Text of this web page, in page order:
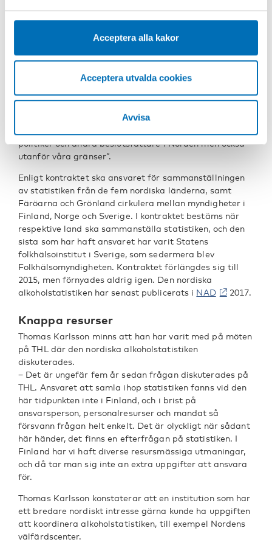
sekretessinställningarna i din webbläsare.
Acceptera alla kakor
Acceptera utvalda cookies
Avvisa
registrerad alkoholkonsumtion, försäljningssystem, pris-
och skatteutveckling, samt vissa skadeindikatorer
dag heter Nordic Studies on Alcohol and Drugs, NAD.
Tidigare sammanställdes statistiken enligt ett officiellt
avtal. Det senaste avtalet är undertecknat i april 2009,
och där slås det fast att ”statistiken utgör en värdefull
politiker och andra beslutsfattare i Norden men också
utanför våra gränser”.
Enligt kontraktet ska ansvaret för sammanställningen
av statistiken från de fem nordiska länderna, samt
Färöarna och Grönland cirkulera mellan myndigheter i
Finland, Norge och Sverige. I kontraktet bestäms när
respektive land ska sammanställa statistiken, och den
sista som har haft ansvaret har varit Statens
folkhälsoinstitut i Sverige, som sedermera blev
Folkhälsomyndigheten. Kontraktet förlängdes sig till
2015, men förnyades aldrig igen. Den nordiska
alkoholstatistiken har senast publicerats i NAD 2017.
Knappa resurser
Thomas Karlsson minns att han har varit med på möten
på THL där den nordiska alkoholstatistiken
diskuterades.
− Det är ungefär fem år sedan frågan diskuterades på
THL. Ansvaret att samla ihop statistiken fanns vid den
här tidpunkten inte i Finland, och i brist på
ansvarsperson, personalresurser och mandat så
försvann frågan helt enkelt. Det är olyckligt när sådant
här händer, det finns en efterfrågan på statistiken. I
Finland har vi haft diverse resursmässiga utmaningar,
och då tar man sig inte an extra uppgifter att ansvara
för.
Thomas Karlsson konstaterar att en institution som har
ett bredare nordiskt intresse gärna kunde ha uppgiften
att koordinera alkoholstatistiken, till exempel Nordens
välfärdscenter.